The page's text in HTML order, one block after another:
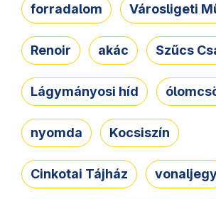
forradalom Városligeti
Renoir akác Szűcs
Lágymányosi híd
nyomda Kocsiszín
Cinkotai Tájház